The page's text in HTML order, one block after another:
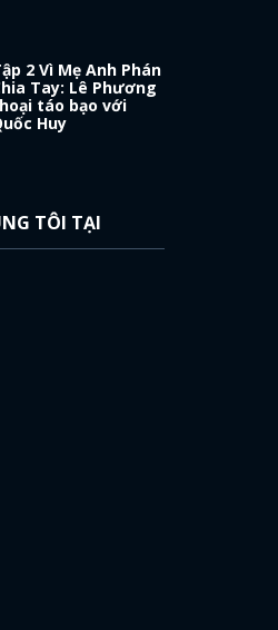
2 Vì Mẹ Anh Phán
Tay: Lê Phương
táo bạo với
Huy
TÔI TẠI